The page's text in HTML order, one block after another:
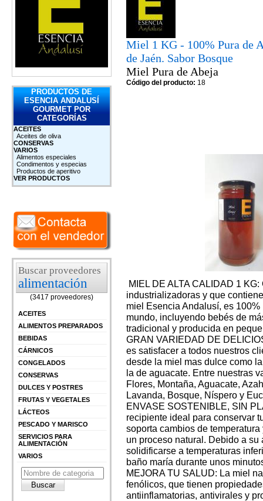
PRODUCTOS DE
ESENCIA ANDALUSÍ
GOURMET POR
CATEGORÍAS
ACEITES
Aceites de oliva
CONSERVAS
VARIOS
Alimentos especiales
Condimentos y especias
Productos de aperitivo
VER PRODUCTOS
Buscar proveedores
alimentación
(3417 proveedores)
ACEITES
ALIMENTOS PREPARADOS
BEBIDAS
CÁRNICOS
CONGELADOS
CONSERVAS
DULCES Y POSTRES
FRUTAS Y VEGETALES
LÁCTEOS
PESCADO Y MARISCO
SERVICIOS PARA
ALIMENTACIÓN
VARIOS
Miel 1 KG - 100% Pura de
de Jaén. Sabor Bosque
Miel Pura de Abeja
Código del producto: 18
MIEL DE ALTA CALIDAD 1
industrializadoras y que
miel Esencia Andalusí, es
mundo, incluyendo bebés de
tradicional y producida en
GRAN VARIEDAD DE
es satisfacer a todos nuestros
desde la miel mas dulce como
la de aguacate. Entre nuestras
Flores, Montaña, Aguacate,
Lavanda, Bosque, Níspero y
ENVASE SOSTENIBLE, SIN
recipiente ideal para conservar
soporta cambios de
un proceso natural. Debido a
solidificarse a temperaturas
baño maría durante unos
MEJORA TU SALUD: La miel
fenólicos, que tienen
antiinflamatorias, antivirales y